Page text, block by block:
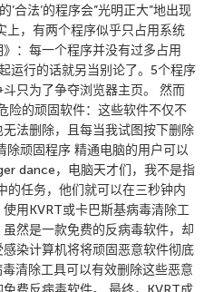
合法’的程序会”光明正大”地出现
上，有两个程序似乎只占用系统
：每一个程序并没有过多占用
运行的话就另当别论了。5个程序
只为了争夺浏览器主页。 然而
险的顽固软件：这些软件不仅不
法删除，且每当我试图按下删除
除顽固程序 精通电脑的用户可以
dance，电脑天才们，我不是指
的任务，他们就可以在三秒钟内
用KVRT或卡巴斯基病毒清除工
然是一款免费的反病毒软件，却
染计算机将将顽固恶意软件彻底
清除工具可以有效删除这些恶意